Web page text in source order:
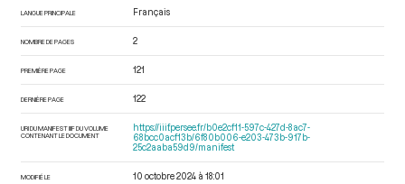
LANGUE PRINCIPALE Français
NOMBRE DE PAGES 2
PREMIÈRE PAGE 121
DERNIÈRE PAGE 122
URI DU MANIFEST IIIF DU VOLUME
CONTENANT LE DOCUMENT
https://iiif.persee.fr/b0e2cf11-597c-427d-8ac7-
68bcc0acf13b/6f80b006-e203-473b-917b-
25c2aaba59d9/manifest
MODIFIÉ LE 10 octobre 2024 à 18:01